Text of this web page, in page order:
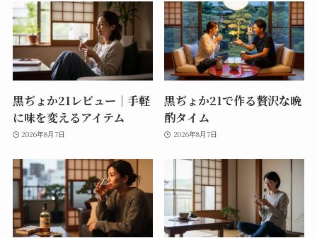
黒ぢょか21レビュー｜手軽
に味を変えるアイテム
2026年8月7日
黒ぢょか21で作る贅沢な晩
酌タイム
2026年8月7日